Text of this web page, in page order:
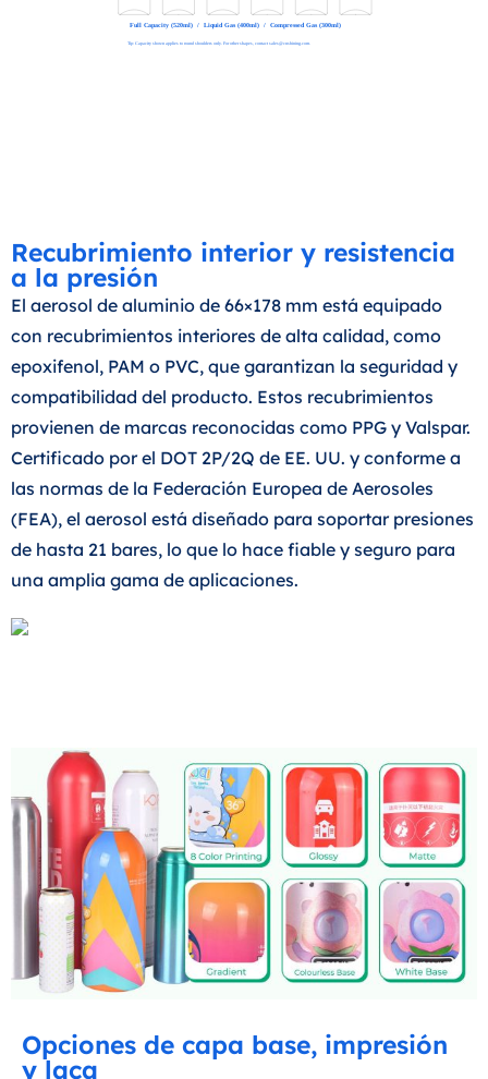
Recubrimiento interior y resistencia
a la presión
El aerosol de aluminio de 66×178 mm está equipado
con recubrimientos interiores de alta calidad, como
epoxifenol, PAM o PVC, que garantizan la seguridad y
compatibilidad del producto. Estos recubrimientos
provienen de marcas reconocidas como PPG y Valspar.
Certificado por el DOT 2P/2Q de EE. UU. y conforme a
las normas de la Federación Europea de Aerosoles
(FEA), el aerosol está diseñado para soportar presiones
de hasta 21 bares, lo que lo hace fiable y seguro para
una amplia gama de aplicaciones.
Opciones de capa base, impresión
y laca